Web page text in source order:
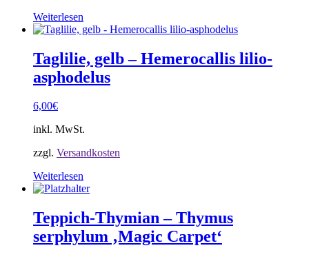
Weiterlesen
Taglilie, gelb – Hemerocallis lilio-
asphodelus
6,00€
inkl. MwSt.
zzgl. Versandkosten
Weiterlesen
Teppich-Thymian – Thymus
serphylum ‚Magic Carpet‘